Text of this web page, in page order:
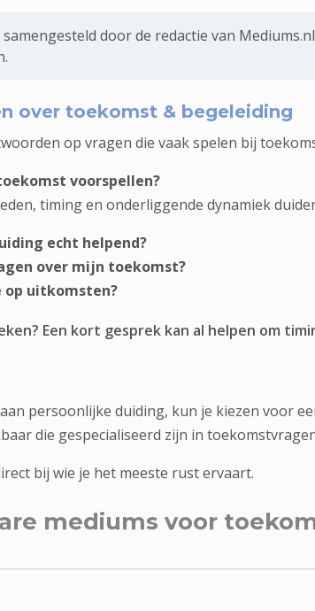
door de redactie van
over toekomst & begeleiding
op vragen die vaak spelen bij
voorspellen?
timing en onderliggende dynamiek
echt helpend?
over mijn toekomst?
op uitkomsten?
Een kort gesprek kan al helpen om
persoonlijke duiding, kun je kiezen voor
die gespecialiseerd zijn in
bij wie je het meeste rust ervaart.
mediums voor